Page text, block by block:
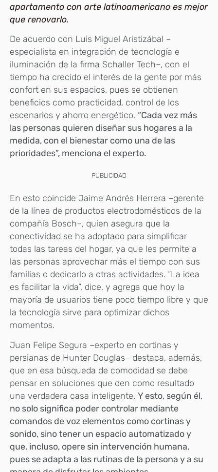
apartamento con arte latinoamericano es mejor
que renovarlo.
De acuerdo con Luis Miguel Aristizábal –
especialista en integración de tecnología e
iluminación de la firma Schaller Tech–, con el
tiempo ha crecido el interés de la gente por más
confort en sus espacios, pues se obtienen
beneficios como practicidad, control de los
escenarios y ahorro energético. “Cada vez más
las personas quieren diseñar sus hogares a la
medida, con el bienestar como una de las
prioridades”, menciona el experto.
PUBLICIDAD
En esto coincide Jaime Andrés Herrera –gerente
de la línea de productos electrodomésticos de la
compañía Bosch–, quien asegura que la
conectividad se ha adoptado para simplificar
todas las tareas del hogar, ya que les permite a
las personas aprovechar más el tiempo con sus
familias o dedicarlo a otras actividades. “La idea
es facilitar la vida”, dice, y agrega que hoy la
mayoría de usuarios tiene poco tiempo libre y que
la tecnología sirve para optimizar dichos
momentos.
Juan Felipe Segura –experto en cortinas y
persianas de Hunter Douglas– destaca, además,
que en esa búsqueda de comodidad se debe
pensar en soluciones que den como resultado
una verdadera casa inteligente. Y esto, según él,
no solo significa poder controlar mediante
comandos de voz elementos como cortinas y
sonido, sino tener un espacio automatizado y
que, incluso, opere sin intervención humana,
pues se adapta a las rutinas de la persona y a su